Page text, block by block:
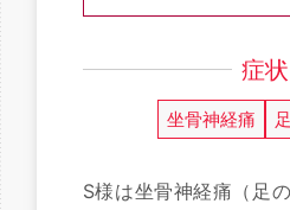
症状
坐骨神経痛
S様は坐骨神経痛（足